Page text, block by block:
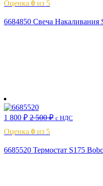
Оценка 0 из 5
6684850 Свеча Накаливания
1 800 ₽ 2 500₽ с НДС
Оценка 0 из 5
6685520 Термостат S175